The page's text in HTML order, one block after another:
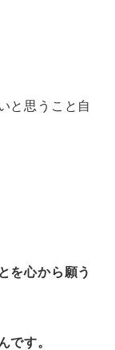
と思うこと自
を心から願う
です。